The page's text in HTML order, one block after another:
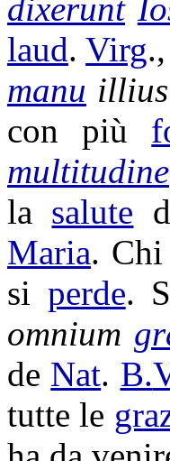
dixerunt
laud.Virg.,
manu
con più
multitudine
la salute
Maria. Chi
si perde.
omnium
de Nat. B.
tutte le